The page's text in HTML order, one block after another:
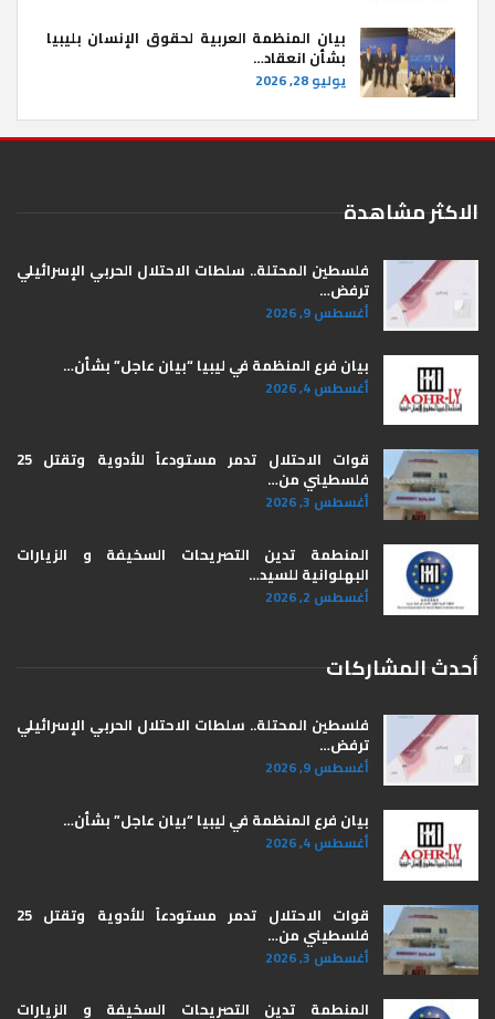
بيان المنظمة العربية لحقوق الإنسان بليبيا ​
بشأن انعقاد…
يوليو 28, 2026
الاكثر مشاهدة
فلسطين المحتلة.. سلطات الاحتلال الحربي الإسرائيلي
ترفض…
أغسطس 9, 2026
بيان فرع المنظمة في ليبيا “بيان عاجل” بشأن…
أغسطس 4, 2026
قوات الاحتلال تدمر مستودعاً للأدوية وتقتل 25
فلسطيني من…
أغسطس 3, 2026
المنطمة تدين التصريحات السخيفة و الزيارات
البهلوانية للسيد…
أغسطس 2, 2026
أحدث المشاركات
فلسطين المحتلة.. سلطات الاحتلال الحربي الإسرائيلي
ترفض…
أغسطس 9, 2026
بيان فرع المنظمة في ليبيا “بيان عاجل” بشأن…
أغسطس 4, 2026
قوات الاحتلال تدمر مستودعاً للأدوية وتقتل 25
فلسطيني من…
أغسطس 3, 2026
المنطمة تدين التصريحات السخيفة و الزيارات